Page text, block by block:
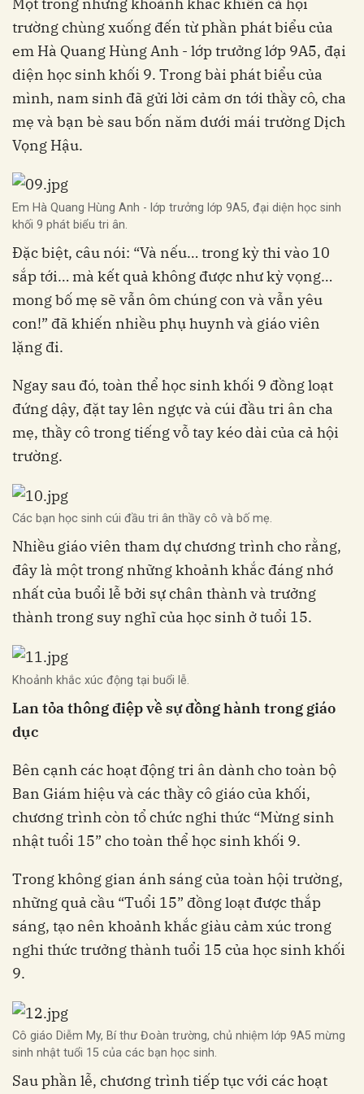
trường chùng xuống đến từ phần phát biểu của
em Hà Quang Hùng Anh - lớp trưởng lớp 9A5, đại
diện học sinh khối 9. Trong bài phát biểu của
mình, nam sinh đã gửi lời cảm ơn tới thầy cô, cha
mẹ và bạn bè sau bốn năm dưới mái trường Dịch
Vọng Hậu.
Em Hà Quang Hùng Anh - lớp trưởng lớp 9A5, đại diện học sinh
khối 9 phát biểu tri ân.
Đặc biệt, câu nói: “Và nếu… trong kỳ thi vào 10
sắp tới… mà kết quả không được như kỳ vọng…
mong bố mẹ sẽ vẫn ôm chúng con và vẫn yêu
con!” đã khiến nhiều phụ huynh và giáo viên
lặng đi.
Ngay sau đó, toàn thể học sinh khối 9 đồng loạt
đứng dậy, đặt tay lên ngực và cúi đầu tri ân cha
mẹ, thầy cô trong tiếng vỗ tay kéo dài của cả hội
trường.
Các bạn học sinh cúi đầu tri ân thầy cô và bố mẹ.
Nhiều giáo viên tham dự chương trình cho rằng,
đây là một trong những khoảnh khắc đáng nhớ
nhất của buổi lễ bởi sự chân thành và trưởng
thành trong suy nghĩ của học sinh ở tuổi 15.
Khoảnh khắc xúc động tại buổi lễ.
Lan tỏa thông điệp về sự đồng hành trong giáo
dục
Bên cạnh các hoạt động tri ân dành cho toàn bộ
Ban Giám hiệu và các thầy cô giáo của khối,
chương trình còn tổ chức nghi thức “Mừng sinh
nhật tuổi 15” cho toàn thể học sinh khối 9.
Trong không gian ánh sáng của toàn hội trường,
những quả cầu “Tuổi 15” đồng loạt được thắp
sáng, tạo nên khoảnh khắc giàu cảm xúc trong
nghi thức trưởng thành tuổi 15 của học sinh khối
9.
Cô giáo Diễm My, Bí thư Đoàn trường, chủ nhiệm lớp 9A5 mừng
sinh nhật tuổi 15 của các bạn học sinh.
Sau phần lễ, chương trình tiếp tục với các hoạt